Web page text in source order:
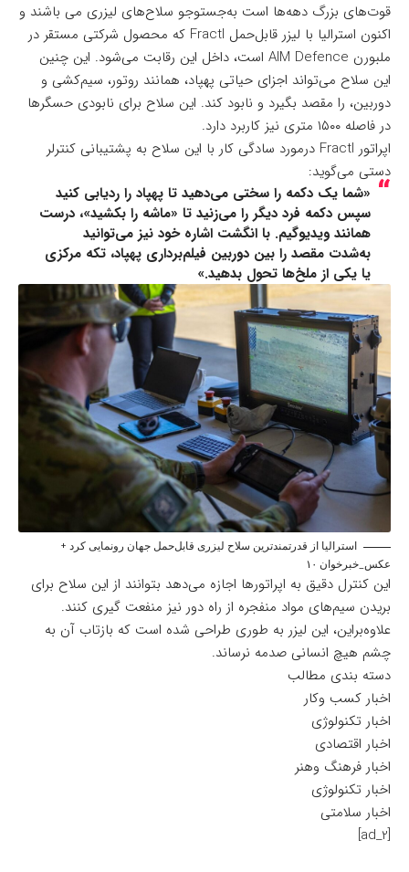
قوت‌های بزرگ دهه‌ها است به‌جستوجو سلاح‌های لیزری می باشند و
اکنون استرالیا با لیزر قابل‌حمل Fractl که محصول شرکتی مستقر در
ملبورن AIM Defence است، داخل این رقابت می‌شود. این چنین
این سلاح می‌تواند اجزای حیاتی پهپاد، همانند روتور، سیم‌کشی و
دوربین، را مقصد بگیرد و نابود کند. این سلاح برای نابودی حسگرها
در فاصله ۱۵۰۰ متری نیز کاربرد دارد.
اپراتور Fractl درمورد سادگی کار با این سلاح به پشتیبانی کنترلر
دستی می‌گوید:
«شما یک دکمه را سختی می‌دهید تا پهپاد را ردیابی کنید
سپس دکمه فرد دیگر را می‌زنید تا «ماشه را بکشید»، درست
همانند ویدیوگیم. با انگشت اشاره خود نیز می‌توانید
به‌شدت مقصد را بین دوربین فیلم‌برداری پهپاد، تکه مرکزی
یا یکی از ملخ‌ها تحول بدهید.»
استرالیا از قدرتمندترین سلاح لیزری قابل‌حمل جهان رونمایی کرد +
عکس_خبرخوان ۱۰
این کنترل دقیق به اپراتورها اجازه می‌دهد بتوانند از این سلاح برای
بریدن سیم‌های مواد منفجره از راه دور نیز منفعت گیری کنند.
علاوه‌براین، این لیزر به طوری طراحی شده است که بازتاب آن به
چشم هیچ انسانی صدمه نرساند.
دسته بندی مطالب
اخبار کسب وکار
اخبار تکنولوژی
اخبار اقتصادی
اخبار فرهنگ وهنر
اخبار تکنولوژی
اخبار سلامتی
[ad_2]